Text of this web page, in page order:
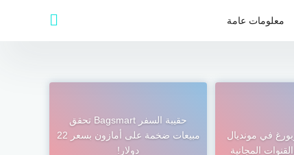
معلومات عامة
في مونديال
المجانية
حقيبة السفر Bagsmart تحقق
مبيعات ضخمة على أمازون بسعر 22
دولار!